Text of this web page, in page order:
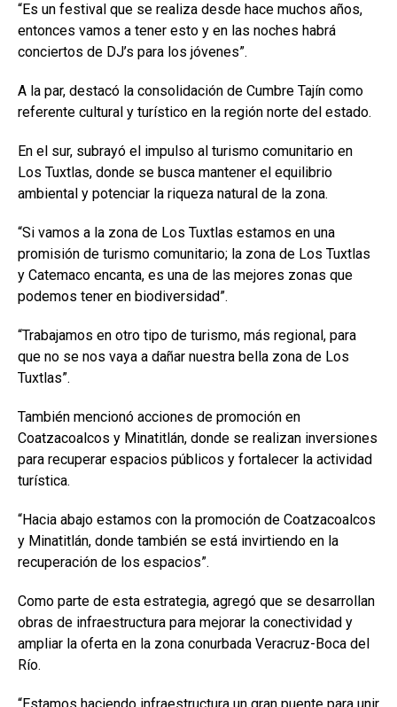
“Es un festival que se realiza desde hace muchos años,
entonces vamos a tener esto y en las noches habrá
conciertos de DJ’s para los jóvenes”.
A la par, destacó la consolidación de Cumbre Tajín como
referente cultural y turístico en la región norte del estado.
En el sur, subrayó el impulso al turismo comunitario en
Los Tuxtlas, donde se busca mantener el equilibrio
ambiental y potenciar la riqueza natural de la zona.
“Si vamos a la zona de Los Tuxtlas estamos en una
promisión de turismo comunitario; la zona de Los Tuxtlas
y Catemaco encanta, es una de las mejores zonas que
podemos tener en biodiversidad”.
“Trabajamos en otro tipo de turismo, más regional, para
que no se nos vaya a dañar nuestra bella zona de Los
Tuxtlas”.
También mencionó acciones de promoción en
Coatzacoalcos y Minatitlán, donde se realizan inversiones
para recuperar espacios públicos y fortalecer la actividad
turística.
“Hacia abajo estamos con la promoción de Coatzacoalcos
y Minatitlán, donde también se está invirtiendo en la
recuperación de los espacios”.
Como parte de esta estrategia, agregó que se desarrollan
obras de infraestructura para mejorar la conectividad y
ampliar la oferta en la zona conurbada Veracruz-Boca del
Río.